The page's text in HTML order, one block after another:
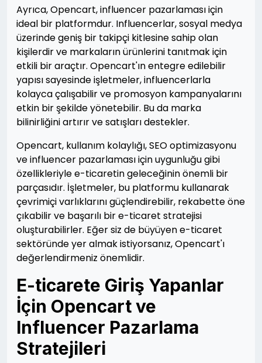
Ayrıca, Opencart, influencer pazarlaması için
ideal bir platformdur. Influencerlar, sosyal medya
üzerinde geniş bir takipçi kitlesine sahip olan
kişilerdir ve markaların ürünlerini tanıtmak için
etkili bir araçtır. Opencart'ın entegre edilebilir
yapısı sayesinde işletmeler, influencerlarla
kolayca çalışabilir ve promosyon kampanyalarını
etkin bir şekilde yönetebilir. Bu da marka
bilinirliğini artırır ve satışları destekler.
Opencart, kullanım kolaylığı, SEO optimizasyonu
ve influencer pazarlaması için uygunluğu gibi
özellikleriyle e-ticaretin geleceğinin önemli bir
parçasıdır. İşletmeler, bu platformu kullanarak
çevrimiçi varlıklarını güçlendirebilir, rekabette öne
çıkabilir ve başarılı bir e-ticaret stratejisi
oluşturabilirler. Eğer siz de büyüyen e-ticaret
sektöründe yer almak istiyorsanız, Opencart'ı
değerlendirmeniz önemlidir.
E-ticarete Giriş Yapanlar
İçin Opencart ve
Influencer Pazarlama
Stratejileri